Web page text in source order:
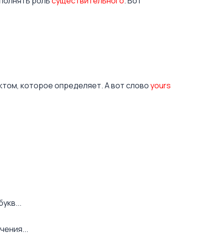
которое определяет. А вот словоyours